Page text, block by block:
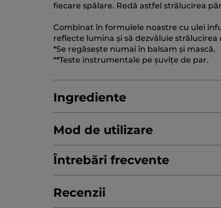
fiecare spălare. Redă astfel strălucirea
Combinat în formulele noastre cu ulei
reflecte lumina și să dezvăluie strălucirea
*Se regăsește numai în balsam și mască.
**Teste instrumentale pe șuvițe de par.
Ingrediente
AQUA/WATER/EAU SODIUM METHYL
LAURYL GLUCOSIDE
RUBUS IDAEUS
HYDROLYZED GARDENIA FLORIDA
Mod de utilizare
Întrebări frecvente
Ce ingrediente active determină
Recenzii